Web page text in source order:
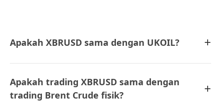
Apakah XBRUSD sama dengan UKOIL? +
Apakah trading XBRUSD sama dengan
trading Brent Crude fisik?
+